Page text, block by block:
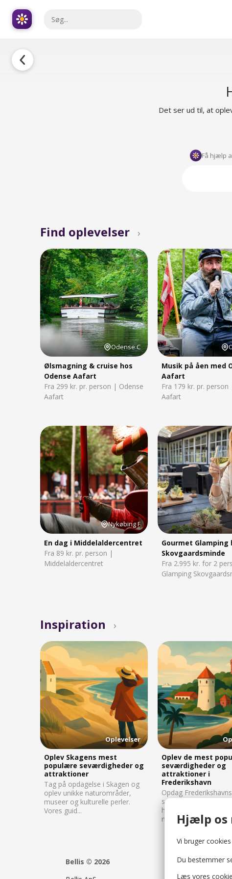
Det ser ud til, at
Få hjælp
Find oplevelser ›
Odense C
Ølsmagning & cruise hos
Odense Aafart
Fra 299 kr. pr. person | Odense
Aafart
Musik på åen med
Aafart
Fra 179 kr. pr.
Aafart
Nykøbing F
En dag i Middelaldercentret
Fra 89 kr. pr. person |
Middelaldercentret
Gourmet Glamping
Skovgaardsminde
Fra 2.995 kr. for 2
Glamping
Inspiration ›
Oplevelser
Oplev Skagens mest
populære seværdigheder og
attraktioner
Tag på opdagelse i Skagen og
oplev unikke naturområder,
museer og kulturelle perler.
Vores guid...
Oplev de mest
seværdigheder og
attraktioner i
Frederikshavn
Opdag
seværdigheder – fra
haver og historiske
natursk...
Bellis © 2026
Hjælp os
Vi bruger
Du bestemmer
Læs vores